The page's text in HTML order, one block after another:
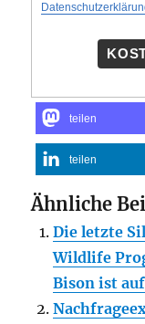
teilen
teilen
Ähnliche
Die letzte
Wildlife
Bison ist